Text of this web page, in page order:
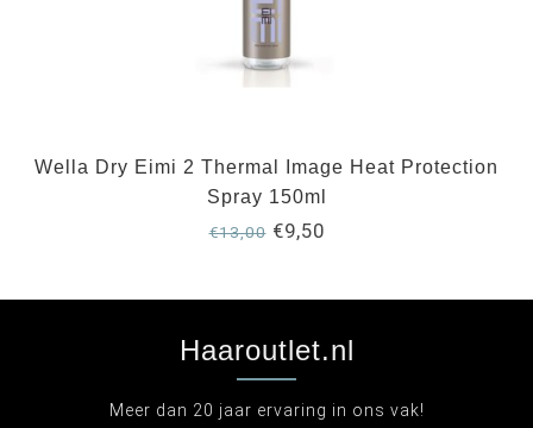
Wella Dry Eimi 2 Thermal Image Heat Protection
Spray 150ml
€13,00€9,50
Haaroutlet.nl
Meer dan 20 jaar ervaring in ons vak!